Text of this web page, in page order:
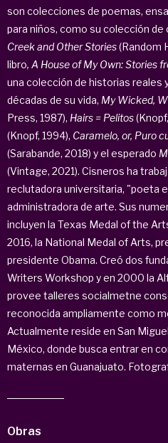
son colecciones de poemas,
para niños, como su colección de
Creek and Other Stories(Random
libro, A House of My Own: Stories
una colección de historias reales
décadas de su vida, My Wicked,
Press, 1987), Hairs = Pelitos
(Knopf, 1994), Caramelo, or, Puro
(Sarabande, 2018) y el esperado
(Vintage, 2021). Cisneros ha
reclutadora universitaria, "poeta
administradora de arte. Sus
incluyen la Texas Medal of the
2016, la National Medal of Arts,
presidente Obama. Creó dos
Writers Workshop y en 2000 la
provee talleres socialmetne
reconocida ampliamente como
Actualmente reside en San
México, donde busca entrar en
maternas en Guanajuato.
Obras